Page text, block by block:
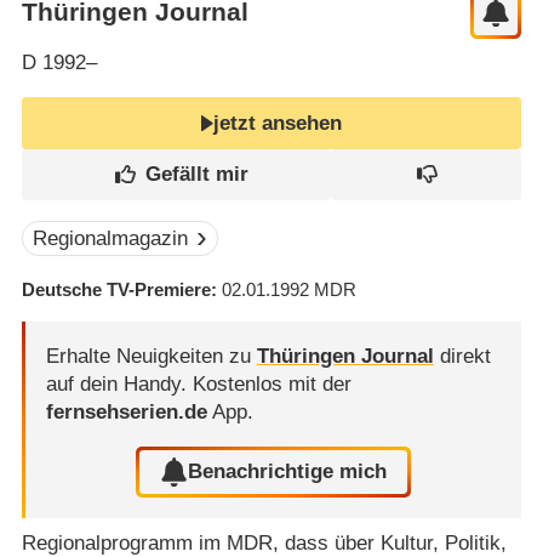
Thüringen Journal
D1992–
jetzt ansehen
Regionalmagazin
Deutsche TV-Premiere 02.01.1992 MDR
Erhalte Neuigkeiten zu Thüringen Journal direkt
auf dein Handy. Kostenlos mit der
fernsehserien.deApp.
Benachrichtige mich
Regionalprogramm im MDR, dass über Kultur, Politik,